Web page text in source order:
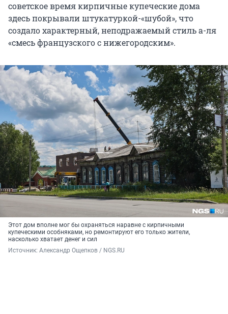
советское время кирпичные купеческие дома
здесь покрывали штукатуркой-«шубой», что
создало характерный, неподражаемый стиль а-ля
«смесь французского с нижегородским».
Этот дом вполне мог бы охраняться наравне с кирпичными
купеческими особняками, но ремонтируют его только жители,
насколько хватает денег и сил
Источник: Александр Ощепков / NGS.RU